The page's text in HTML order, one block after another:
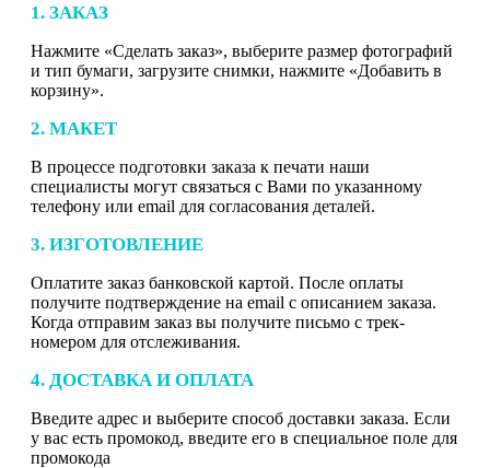
1. ЗАКАЗ
Нажмите «Сделать заказ», выберите размер фотографий
и тип бумаги, загрузите снимки, нажмите «Добавить в
корзину».
2. МАКЕТ
В процессе подготовки заказа к печати наши
специалисты могут связаться с Вами по указанному
телефону или email для согласования деталей.
3. ИЗГОТОВЛЕНИЕ
Оплатите заказ банковской картой. После оплаты
получите подтверждение на email с описанием заказа.
Когда отправим заказ вы получите письмо с трек-
номером для отслеживания.
4. ДОСТАВКА И ОПЛАТА
Введите адрес и выберите способ доставки заказа. Если
у вас есть промокод, введите его в специальное поле для
промокода